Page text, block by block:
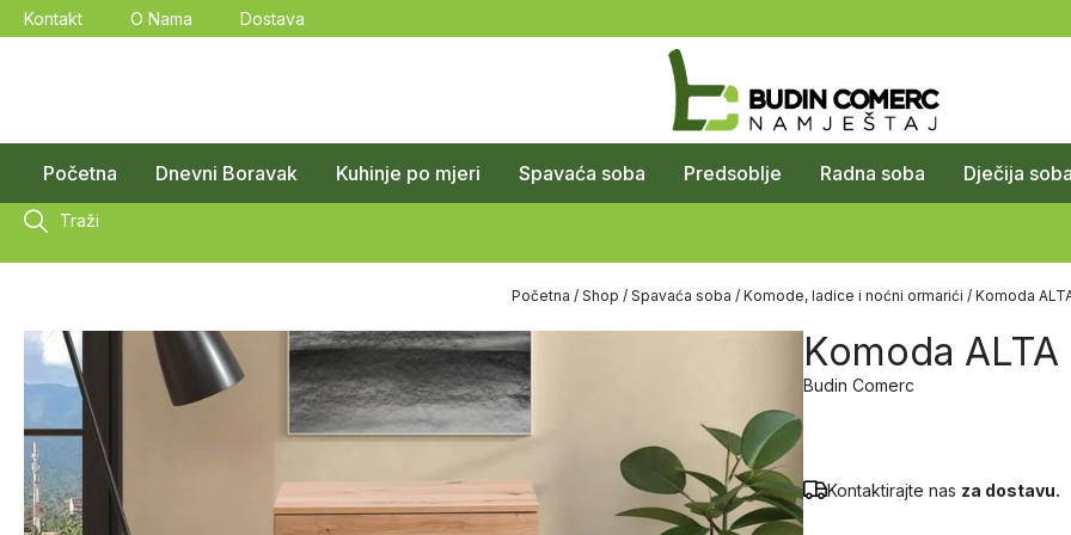
Kontakt O Nama Dostava
Početna Dnevni Boravak Kuhinje po mjeri Spavaća soba Predsoblje Radna soba Dječija soba
Traži
Početna / Shop / Spavaća soba / Komode, ladice i noćni ormarići / Komoda
Komoda ALTA
Budin Comerc
Kontaktirajte nas za dostavu.